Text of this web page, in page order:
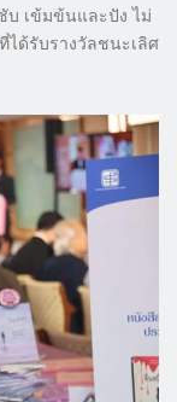
บ เข้มข้นและปัง ไม่
ได้รับรางวัลชนะเลิศ